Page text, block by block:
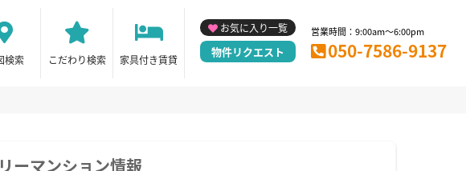
検索 こだわり検索 家具付き賃貸
お気に入り一覧
物件リクエスト
営業時間：9:00am～6:00pm
050-7586-9137
ーマンション情報